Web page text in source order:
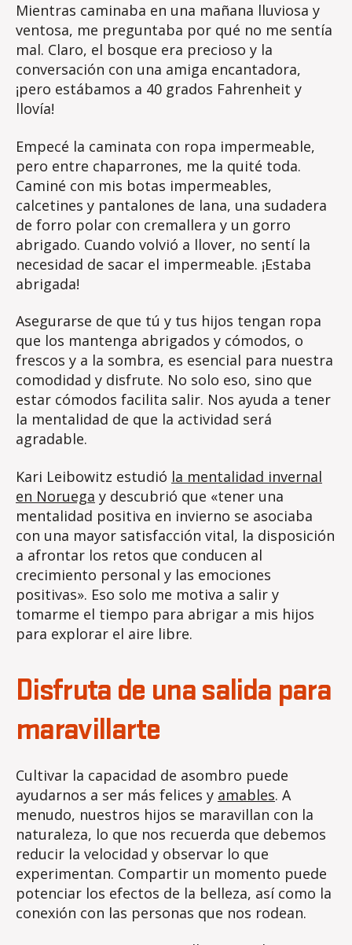
Mientras caminaba en una mañana lluviosa y
ventosa, me preguntaba por qué no me sentía
mal. Claro, el bosque era precioso y la
conversación con una amiga encantadora,
¡pero estábamos a 40 grados Fahrenheit y
llovía!
Empecé la caminata con ropa impermeable,
pero entre chaparrones, me la quité toda.
Caminé con mis botas impermeables,
calcetines y pantalones de lana, una sudadera
de forro polar con cremallera y un gorro
abrigado. Cuando volvió a llover, no sentí la
necesidad de sacar el impermeable. ¡Estaba
abrigada!
Asegurarse de que tú y tus hijos tengan ropa
que los mantenga abrigados y cómodos, o
frescos y a la sombra, es esencial para nuestra
comodidad y disfrute. No solo eso, sino que
estar cómodos facilita salir. Nos ayuda a tener
la mentalidad de que la actividad será
agradable.
Kari Leibowitz estudió la mentalidad invernal
en Noruega y descubrió que «tener una
mentalidad positiva en invierno se asociaba
con una mayor satisfacción vital, la disposición
a afrontar los retos que conducen al
crecimiento personal y las emociones
positivas». Eso solo me motiva a salir y
tomarme el tiempo para abrigar a mis hijos
para explorar el aire libre.
Disfruta de una salida para
maravillarte
Cultivar la capacidad de asombro puede
ayudarnos a ser más felices y amables. A
menudo, nuestros hijos se maravillan con la
naturaleza, lo que nos recuerda que debemos
reducir la velocidad y observar lo que
experimentan. Compartir un momento puede
potenciar los efectos de la belleza, así como la
conexión con las personas que nos rodean.